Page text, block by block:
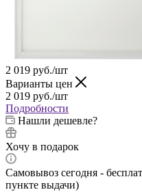
2 019 руб./шт
Варианты цен
2 019 руб./шт
Подробности
Нашли дешевле?
Хочу в подарок
Самовывоз сегодня -
пункте выдачи)